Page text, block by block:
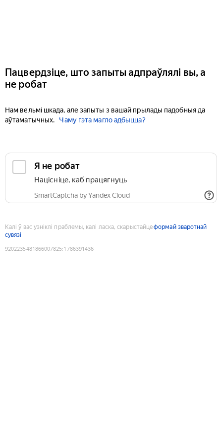
Пацвердзіце, што запыты адпраўлялі вы, а
не робат
Нам вельмі шкада, але запыты з вашай прылады падобныя да
аўтаматычных.
Чаму гэта магло адбыцца?
Я не робат
Націсніце, каб працягнуць
SmartCaptcha by Yandex Cloud
Калі ў вас узніклі праблемы, калі ласка, скарыстайцеформай зваротнай
сувязі
9202235481866007825:1786391436